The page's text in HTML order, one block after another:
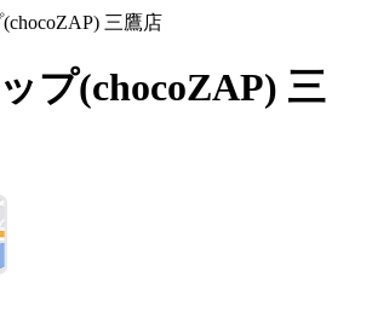
三鷹店
プ(chocoZAP) 三